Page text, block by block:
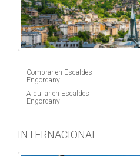
Comprar en Escaldes
Engordany
Alquilar en Escaldes
Engordany
INTERNACIONAL